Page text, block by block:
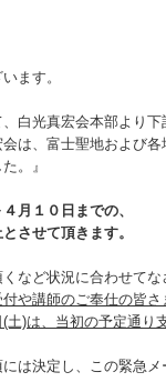
ます。
白光真宏会本部より下
は、富士聖地および
。』
月１０日までの、
させて頂きます。
など状況に合わせてな
や講師のご奉仕の皆
)は、当初の予定通り
は決定し、この緊急